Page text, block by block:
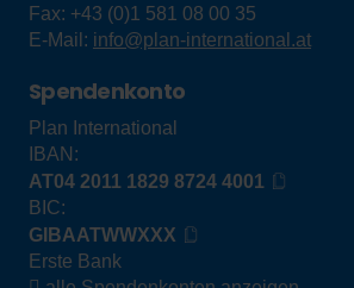
Fax: +43 (0)1 581 08 00 35
E-Mail: info@plan-international.at
Spendenkonto
Plan International
IBAN:
AT04 2011 1829 8724 4001
BIC:
GIBAATWWXXX
Erste Bank